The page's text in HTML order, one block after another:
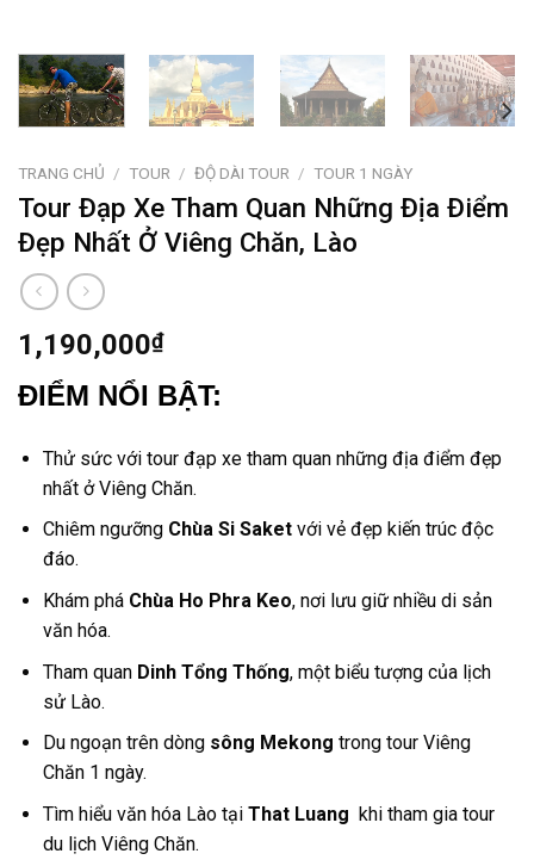
TRANG CHỦ / TOUR / ĐỘ DÀI TOUR / TOUR 1 NGÀY
Tour Đạp Xe Tham Quan Những Địa Điểm
Đẹp Nhất Ở Viêng Chăn, Lào
1,190,000₫
ĐIỂM NỔI BẬT:
Thử sức với tour đạp xe tham quan những địa điểm đẹp
nhất ở Viêng Chăn.
Chiêm ngưỡng Chùa Si Saketvới vẻ đẹp kiến trúc độc
đáo.
Khám phá Chùa Ho Phra Keo, nơi lưu giữ nhiều di sản
văn hóa.
Tham quan Dinh Tổng Thống, một biểu tượng của lịch
sử Lào.
Du ngoạn trên dòng sông Mekong trongtour Viêng
Chăn 1 ngày.
Tìm hiểu văn hóa Lào tại That Luang khi tham gia tour
du lịch Viêng Chăn.